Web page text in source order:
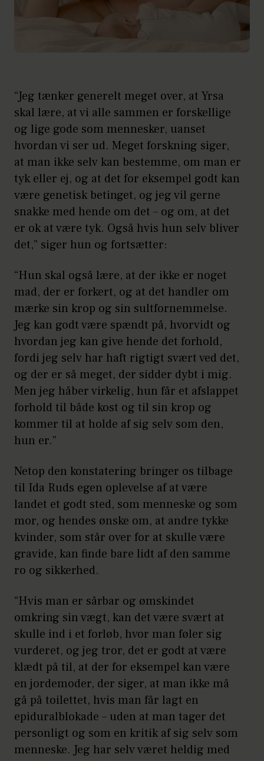
“Jeg tænker generelt meget over, at Yrsa
skal lære, at vi alle sammen er forskellige
og lige gode som mennesker, uanset
hvordan vi ser ud. Meget forskning siger,
at man ikke selv kan bestemme, om man er
tyk eller ej, og at det for eksempel godt kan
være genetisk betinget, og jeg vil gerne
snakke med hende om det – og om, at det
er ok at være tyk. Også hvis hun selv bliver
det,” siger hun og fortsætter:
“Hun skal også lære, at der ikke er noget
mad, der er forkert, og at det handler om
mærke sin krop og sin sultfornemmelse.
Jeg kan godt være spændt på, hvorvidt og
hvordan jeg kan give hende det forhold,
fordi jeg selv har haft rigtigt svært ved det,
og der er så meget, der sidder dybt i mig.
Men jeg håber virkelig, hun får et afslappet
forhold til både kost og til sin krop og
kommer til at holde af sig selv som den,
hun er.”
Netop den konstatering bringer os tilbage
til Ida Ruds egen oplevelse af at være
landet et godt sted, som menneske og som
mor, og hendes ønske om, at andre tykke
kvinder, som står over for at skulle være
gravide, kan finde bare lidt af den samme
ro og sikkerhed.
“Hvis man er sårbar og ømskindet
omkring sin vægt, kan det være svært at
skulle ind i et forløb, hvor man føler sig
vurderet, og jeg tror, det er godt at være
klædt på til, at der for eksempel kan være
en jordemoder, der siger, at man ikke må
gå på toilettet, hvis man får lagt en
epiduralblokade – uden at man tager det
personligt og som en kritik af sig selv som
menneske. Jeg har selv været heldig med